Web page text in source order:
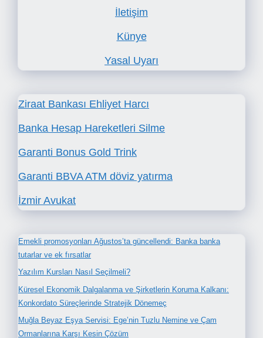
İletişim
Künye
Yasal Uyarı
Ziraat Bankası Ehliyet Harcı
Banka Hesap Hareketleri Silme
Garanti Bonus Gold Trink
Garanti BBVA ATM döviz yatırma
İzmir Avukat
Emekli promosyonları Ağustos’ta güncellendi: Banka banka
tutarlar ve ek fırsatlar
Yazılım Kursları Nasıl Seçilmeli?
Küresel Ekonomik Dalgalanma ve Şirketlerin Koruma Kalkanı:
Konkordato Süreçlerinde Stratejik Dönemeç
Muğla Beyaz Eşya Servisi: Ege’nin Tuzlu Nemine ve Çam
Ormanlarına Karşı Kesin Çözüm